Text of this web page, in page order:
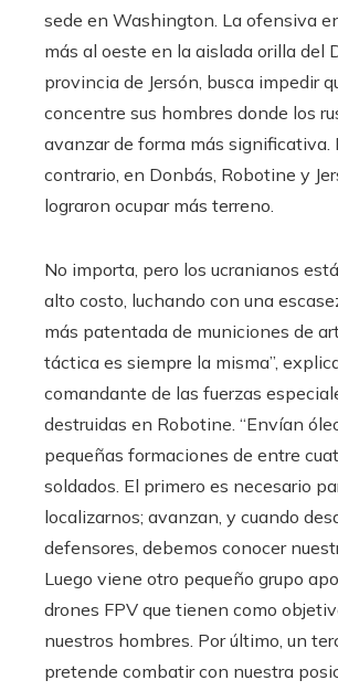
sede en Washington. La ofensiva
más al oeste en la aislada orilla del
provincia de Jersón, busca impedir
concentre sus hombres donde los
avanzar de forma más significativa.
contrario, en Donbás, Robotine y
lograron ocupar más terreno.
No importa, pero los ucranianos
alto costo, luchando con una
más patentada de municiones de
táctica es siempre la misma”,
comandante de las fuerzas
destruidas en Robotine. “Envían
pequeñas formaciones de entre
soldados. El primero es necesario
localizarnos; avanzan, y cuando
defensores, debemos conocer
Luego viene otro pequeño grupo
drones FPV que tienen como
nuestros hombres. Por último, un
pretende combatir con nuestra